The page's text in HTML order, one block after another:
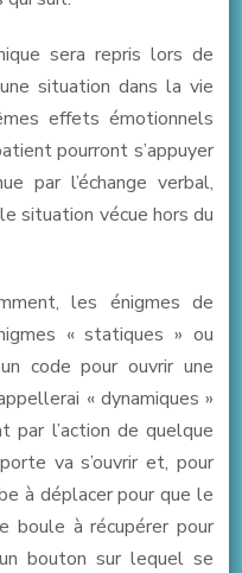
sera repris lors de
situation dans la vie
effets émotionnels
pourront s’appuyer
par l’échange verbal,
situation vécue hors du
les énigmes de
« statiques » ou
code pour ouvrir une
« dynamiques »
par l’action de quelque
va s’ouvrir et, pour
à déplacer pour que le
boule à récupérer pour
bouton sur lequel se